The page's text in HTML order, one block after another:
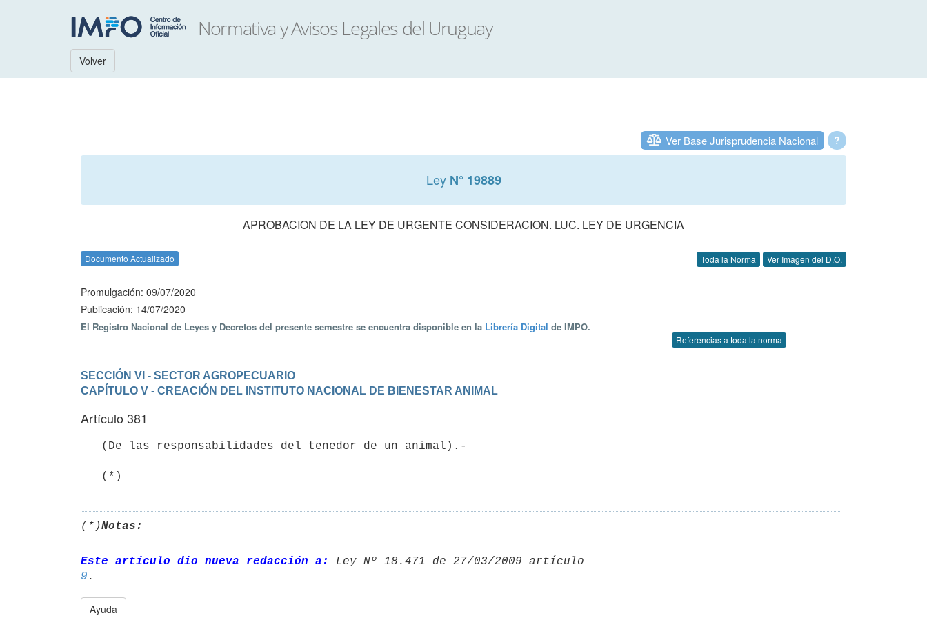
Volver
?
Ver Base Jurisprudencia Nacional
Ley N° 19889
APROBACION DE LA LEY DE URGENTE CONSIDERACION. LUC. LEY DE URGENCIA
Documento Actualizado Toda la Norma Ver Imagen del D.O.
Promulgación: 09/07/2020
Publicación: 14/07/2020
El Registro Nacional de Leyes y Decretos del presente semestre se encuentra disponible en la Librería Digital de IMPO.
Referencias a toda la norma
SECCIÓN VI - SECTOR AGROPECUARIO
CAPÍTULO V - CREACIÓN DEL INSTITUTO NACIONAL DE BIENESTAR ANIMAL
Artículo 381
   (*)
(*)Notas:
Este artículo dio nueva redacción a:
9
Ayuda